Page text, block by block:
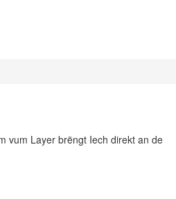
vum Layer brëngt Iech direkt an de